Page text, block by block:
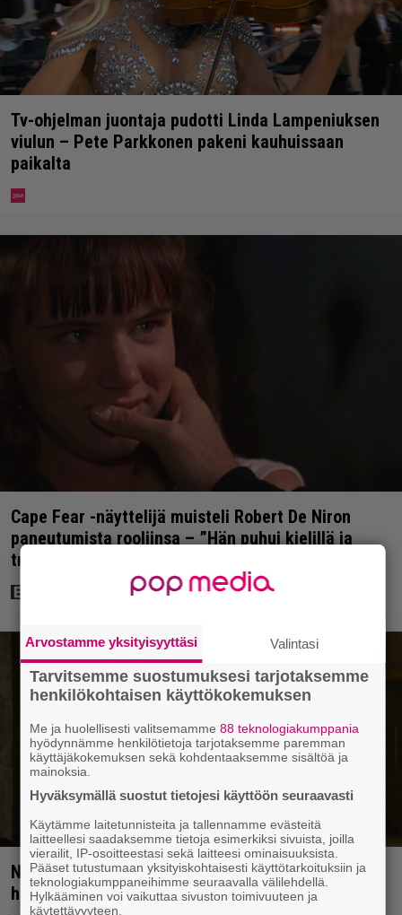
Tv-ohjelman juontaja pudotti Linda Lampeniuksen
viulun – Pete Parkkonen pakeni kauhuissaan
paikalta
Cape Fear -näyttelijä muisteli Robert De Niron
paneutumista rooliinsa – ”Hän puhui kielillä ja
trailerissa oli urkuri”
Nyt suoratoistossa: Emilia Clarke 208 miljoonan
hittileffassa
Arvostamme yksityisyyttäsi Valintasi
Tarvitsemme suostumuksesi tarjotaksemme
henkilökohtaisen käyttökokemuksen
Me ja huolellisesti valitsemamme 88 teknologiakumppania
hyödynnämme henkilötietoja tarjotaksemme paremman
käyttäjäkokemuksen sekä kohdentaaksemme sisältöä ja
mainoksia.
Hyväksymällä suostut tietojesi käyttöön seuraavasti
Käytämme laitetunnisteita ja tallennamme evästeitä
laitteellesi saadaksemme tietoja esimerkiksi sivuista, joilla
vierailit, IP-osoitteestasi sekä laitteesi ominaisuuksista.
Pääset tutustumaan yksityiskohtaisesti käyttötarkoituksiin ja
teknologiakumppaneihimme seuraavalla välilehdellä.
Hylkääminen voi vaikuttaa sivuston toimivuuteen ja
käytettävyyteen.